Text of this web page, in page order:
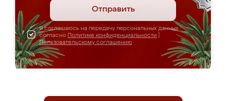
Отправить
Я соглашаюсь на передачу персональных данных
согласно Политике конфиденциальности
Пользовательскому соглашению